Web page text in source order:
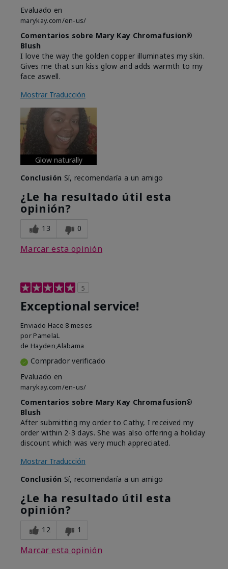
Evaluado en
marykay.com/en-us/
Comentarios sobre Mary Kay Chromafusion®
Blush
I love the way the golden copper illuminates my skin.
Gives me that sun kiss glow and adds warmth to my
face aswell.
Mostrar Traducción
Glow naturally
Conclusión Sí, recomendaría a un amigo
¿Le ha resultado útil esta
opinión?
13 0
Marcar esta opinión
5
Exceptional service!
Enviado Hace 8 meses
por PamelaL
de Hayden,Alabama
Comprador verificado
Evaluado en
marykay.com/en-us/
Comentarios sobre Mary Kay Chromafusion®
Blush
After submitting my order to Cathy, I received my
order within 2-3 days. She was also offering a holiday
discount which was very much appreciated.
Mostrar Traducción
Conclusión Sí, recomendaría a un amigo
¿Le ha resultado útil esta
opinión?
12 1
Marcar esta opinión